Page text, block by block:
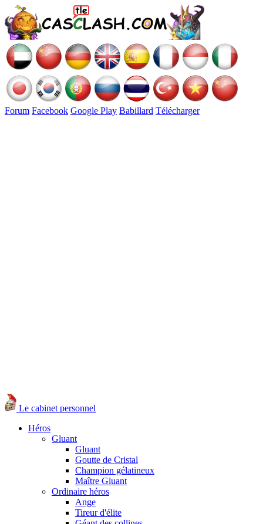
Forum Facebook Google Play Babillard Télécharger
Le cabinet personnel
Héros
Gluant
Gluant
Goutte de Cristal
Champion gélatineux
Maître Gluant
Ordinaire héros
Ange
Tireur d'élite